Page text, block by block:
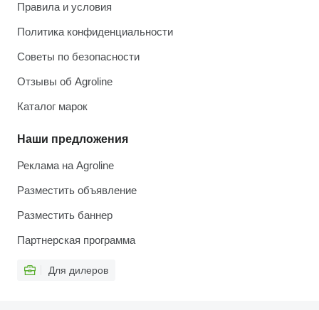
Правила и условия
Политика конфиденциальности
Советы по безопасности
Отзывы об Agroline
Каталог марок
Наши предложения
Реклама на Agroline
Разместить объявление
Разместить баннер
Партнерская программа
Для дилеров